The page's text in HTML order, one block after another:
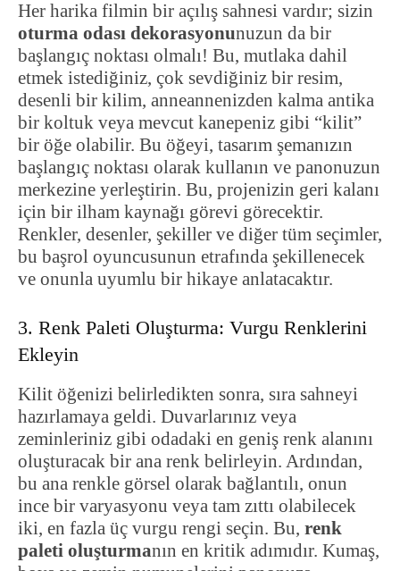
Her harika filmin bir açılış sahnesi vardır; sizin
oturma odası dekorasyonunuzun da bir
başlangıç noktası olmalı! Bu, mutlaka dahil
etmek istediğiniz, çok sevdiğiniz bir resim,
desenli bir kilim, anneannenizden kalma antika
bir koltuk veya mevcut kanepeniz gibi “kilit”
bir öğe olabilir. Bu öğeyi, tasarım şemanızın
başlangıç noktası olarak kullanın ve panonuzun
merkezine yerleştirin. Bu, projenizin geri kalanı
için bir ilham kaynağı görevi görecektir.
Renkler, desenler, şekiller ve diğer tüm seçimler,
bu başrol oyuncusunun etrafında şekillenecek
ve onunla uyumlu bir hikaye anlatacaktır.
3. Renk Paleti Oluşturma: Vurgu Renklerini
Ekleyin
Kilit öğenizi belirledikten sonra, sıra sahneyi
hazırlamaya geldi. Duvarlarınız veya
zeminleriniz gibi odadaki en geniş renk alanını
oluşturacak bir ana renk belirleyin. Ardından,
bu ana renkle görsel olarak bağlantılı, onun
ince bir varyasyonu veya tam zıttı olabilecek
iki, en fazla üç vurgu rengi seçin. Bu, renk
paleti oluşturmanın en kritik adımıdır. Kumaş,